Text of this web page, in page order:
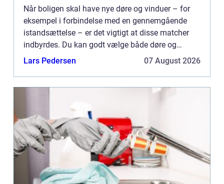
Når boligen skal have nye døre og vinduer – for
eksempel i forbindelse med en gennemgående
istandsættelse – er det vigtigt at disse matcher
indbyrdes. Du kan godt vælge både døre og
vinduer i forskellige modeller. De bør dog holde
Lars Pedersen 07 August 2026